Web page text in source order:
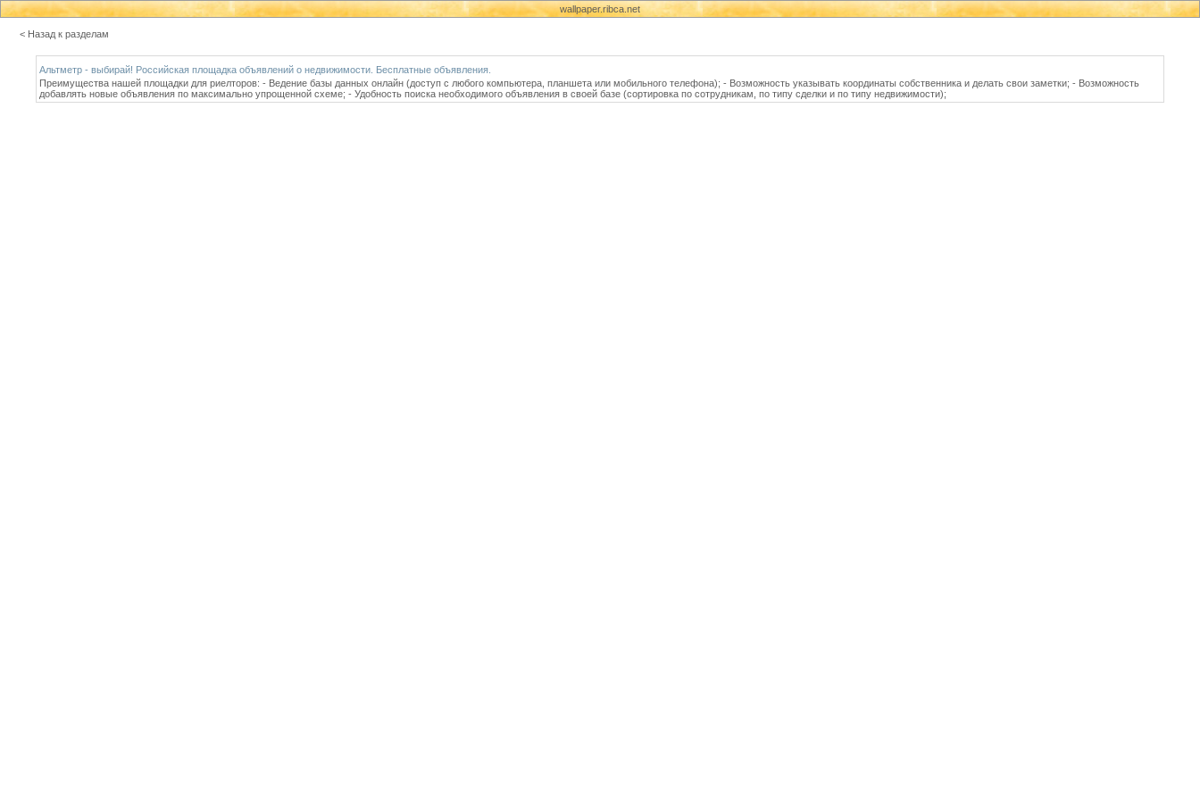
wallpaper.ribca.net
< Назад к разделам
Альтметр - выбирай! Российская площадка объявлений о недвижимости. Бесплатные объявления.
Преимущества нашей площадки для риелторов: - Ведение базы данных онлайн (доступ с любого компьютера, планшета или мобильного телефона); - Возможность указывать координаты собственника и делать свои заметки; - Возможность
добавлять новые объявления по максимально упрощенной схеме; - Удобность поиска необходимого объявления в своей базе (сортировка по сотрудникам, по типу сделки и по типу недвижимости);